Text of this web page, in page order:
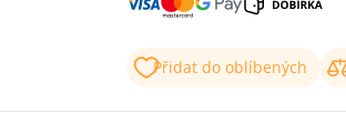
Přidat do oblíbených